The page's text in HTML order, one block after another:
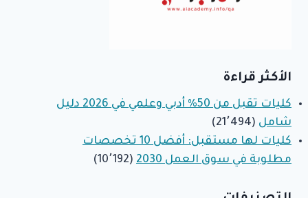
الأكثر قراءة
كليات تقبل من 50% أدبي وعلمي في 2026 دليل
شامل (21٬494)
كليات لها مستقبل: أفضل 10 تخصصات
مطلوبة في سوق العمل 2030
(10٬192)